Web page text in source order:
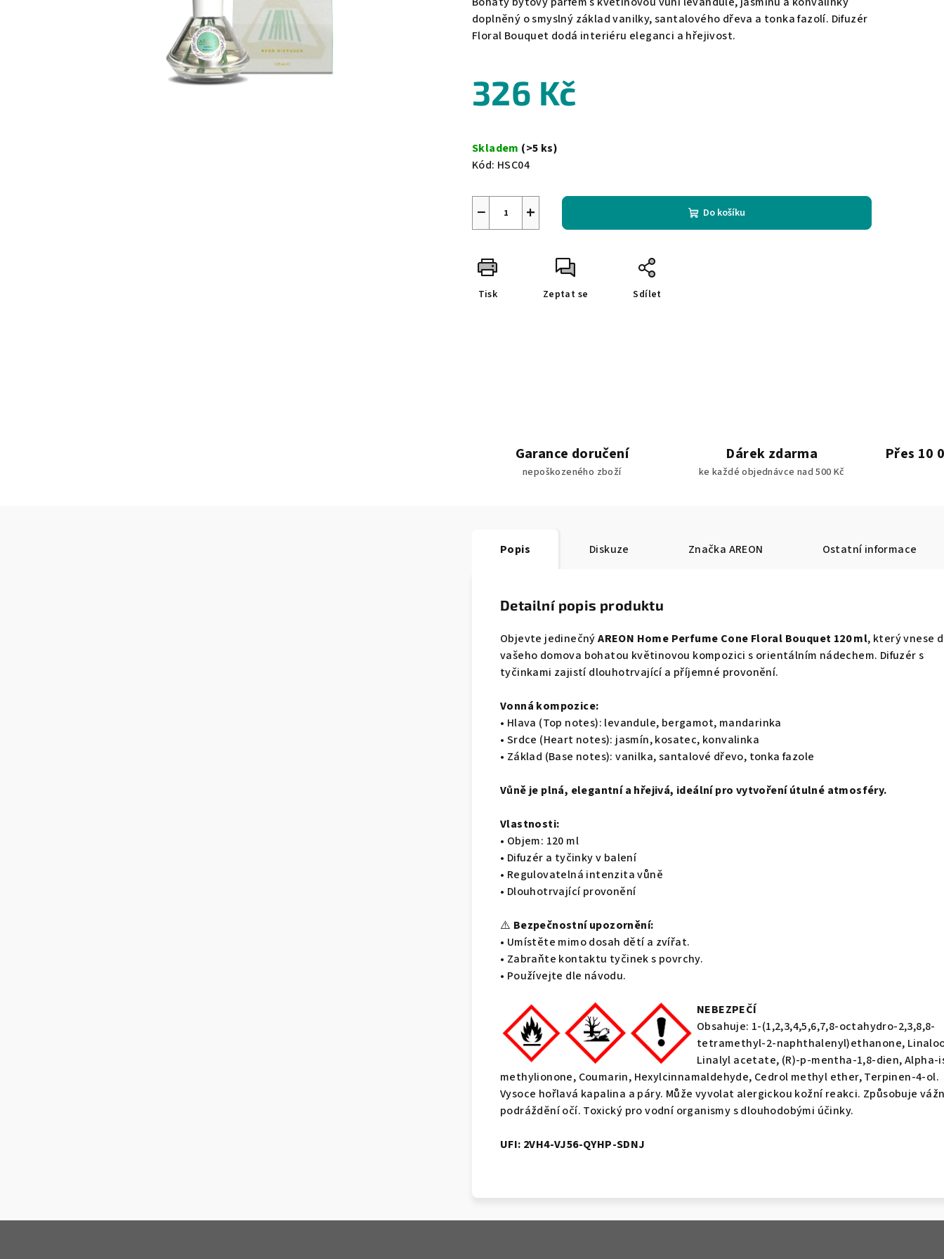
je
0,0
hvězdiček.
doplněný o smyslný základ vanilky, santalového dřeva a tonka fazolí. Difuzér
Floral Bouquet dodá interiéru eleganci a hřejivost.
326 Kč
cena:
Skladem (>5 ks)
Kód: HSC04
+
− Do košíku
Tisk Zeptat se Sdílet
Garance doručení
nepoškozeného zboží
Dárek zdarma
ke každé objednávce nad 500 Kč
Přes 10
Popis Diskuze Značka AREON Ostatní informace
Detailní popis produktu
Objevte jedinečnýAREON Home Perfume Cone Floral Bouquet 120 ml, který vnese
vašeho domova bohatou květinovou kompozici s orientálním nádechem. Difuzér s
tyčinkami zajistí dlouhotrvající a příjemné provonění.
Vonná kompozice:
• Hlava (Top notes): levandule, bergamot, mandarinka
• Srdce (Heart notes): jasmín, kosatec, konvalinka
• Základ (Base notes): vanilka, santalové dřevo, tonka fazole
Vůně je plná, elegantní a hřejivá, ideální pro vytvoření útulné atmosféry.
Vlastnosti:
• Objem: 120 ml
• Difuzér a tyčinky v balení
• Regulovatelná intenzita vůně
• Dlouhotrvající provonění
⚠️ Bezpečnostní upozornění:
• Umístěte mimo dosah dětí a zvířat.
• Zabraňte kontaktu tyčinek s povrchy.
• Používejte dle návodu.
NEBEZPEČÍ
Obsahuje: 1-(1,2,3,4,5,6,7,8-octahydro-2,3,8,8-
tetramethyl-2-naphthalenyl)ethanone,
Linalyl acetate, (R)-p-mentha-1,8-dien, Alpha-
methylionone, Coumarin, Hexylcinnamaldehyde, Cedrol methyl ether, Terpinen-4-ol.
Vysoce hořlavá kapalina a páry. Může vyvolat alergickou kožní reakci. Způsobuje
podráždění očí. Toxický pro vodní organismy s dlouhodobými účinky.
UFI: 2VH4-VJ56-QYHP-SDNJ